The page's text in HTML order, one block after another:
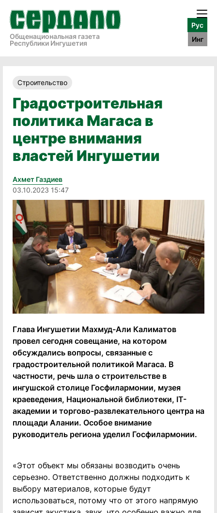
Общенациональная газета
Республики Ингушетия
Рус
Инг
Строительство
Градостроительная
политика Магаса в
центре внимания
властей Ингушетии
Ахмет Газдиев
03.10.2023 15:47
Глава Ингушетии Махмуд-Али Калиматов
провел сегодня совещание, на котором
обсуждались вопросы, связанные с
градостроительной политикой Магаса. В
частности, речь шла о строительстве в
ингушской столице Госфилармонии, музея
краеведения, Национальной библиотеки, IT-
академии и торгово-развлекательного центра на
площади Алании. Особое внимание
руководитель региона уделил Госфилармонии.
«Этот объект мы обязаны возводить очень
серьезно. Ответственно должны подходить к
выбору материалов, которые будут
использоваться, потому что от этого напрямую